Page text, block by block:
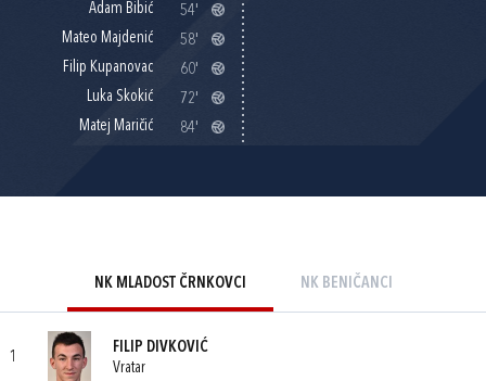
Adam Bibić
54'
Mateo Majdenić
58'
Filip Kupanovac
60'
Luka Skokić
72'
Matej Maričić
84'
NK MLADOST ČRNKOVCI NK BENIČANCI
1
FILIP DIVKOVIĆ
Vratar